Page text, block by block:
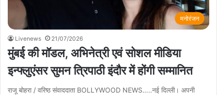
मनोरंजन
Livenews 21/07/2026
मुंबई की मॉडल, अभिनेत्री एवं सोशल मीडिया
इन्फ्लुएंसर सुमन त्रिपाठी इंदौर में होंगी सम्मानित
राजू बोहरा / वरिष्ठ संवाददाता BOLLYWOOD NEWS…..नई दिल्ली। अपनी